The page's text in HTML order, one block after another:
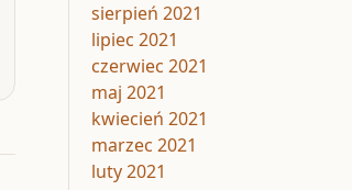
sierpień 2021
lipiec 2021
czerwiec 2021
maj 2021
kwiecień 2021
marzec 2021
luty 2021